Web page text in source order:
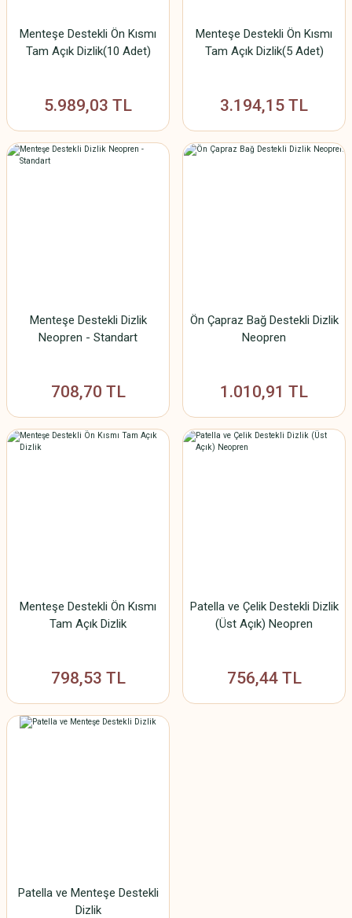
Menteşe Destekli Ön Kısmı
Tam Açık Dizlik(10 Adet)
5.989,03 TL
Menteşe Destekli Ön Kısmı
Tam Açık Dizlik(5 Adet)
3.194,15 TL
Menteşe Destekli Dizlik
Neopren - Standart
708,70 TL
Ön Çapraz Bağ Destekli Dizlik
Neopren
1.010,91 TL
Menteşe Destekli Ön Kısmı
Tam Açık Dizlik
798,53 TL
Patella ve Çelik Destekli Dizlik
(Üst Açık) Neopren
756,44 TL
Patella ve Menteşe Destekli
Dizlik